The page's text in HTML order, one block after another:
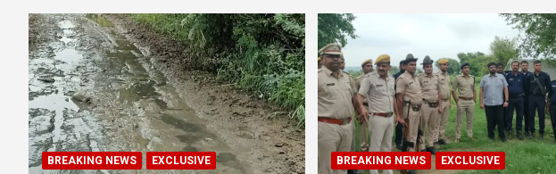
BREAKING NEWS EXCLUSIVE BREAKING NEWS EXCLUSIVE